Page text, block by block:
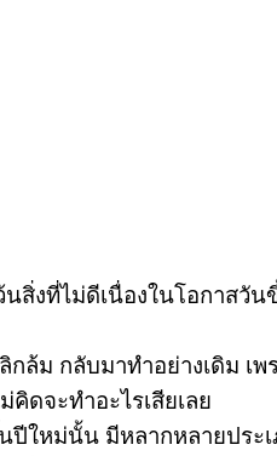
สิ่งที่ไม่ดีเนื่องในโอกาส
ม กลับมาทำอย่างเดิม เ
ดจะทำอะไรเสียเลย
ใหม่นั้น มีหลากหลายประ